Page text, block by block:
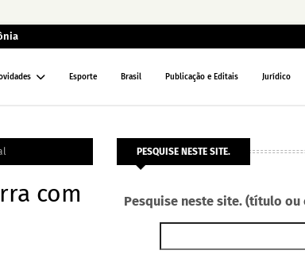
Esporte Brasil Publicação e Editais Jurídico
com
PESQUISE NESTE SITE.
Pesquise neste site. (título ou